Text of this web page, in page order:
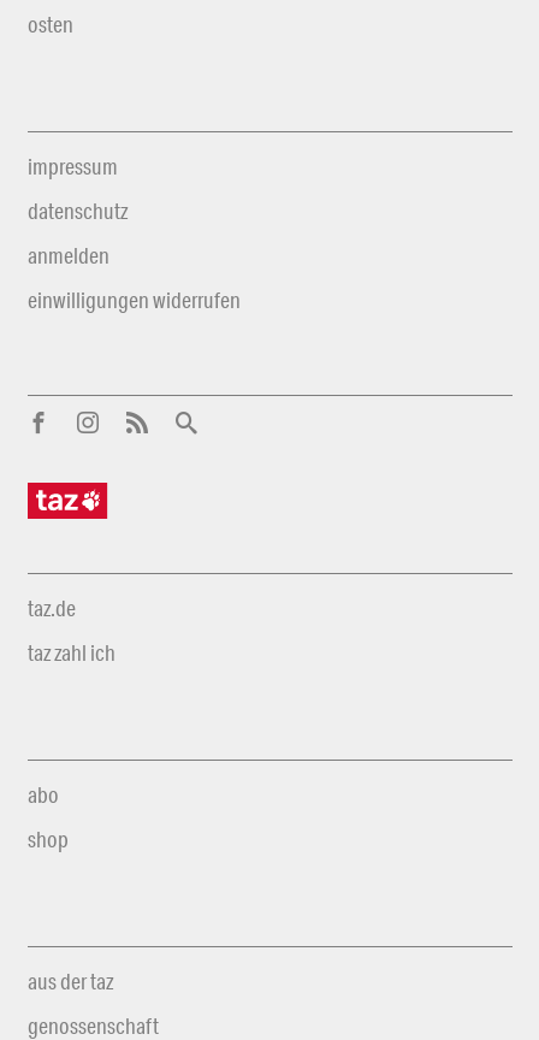
osten
impressum
datenschutz
anmelden
einwilligungen widerrufen
taz.de
taz zahl ich
abo
shop
aus der taz
genossenschaft